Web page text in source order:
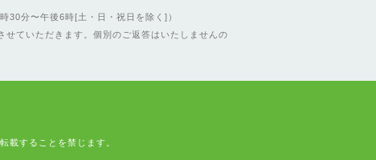
30分〜午後6時[土・日・祝日を除く]）
ていただきます。個別のご返答はいたしませんの
載することを禁じます。